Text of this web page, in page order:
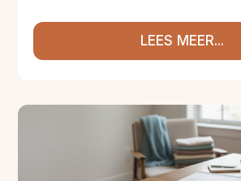
LEES MEER...